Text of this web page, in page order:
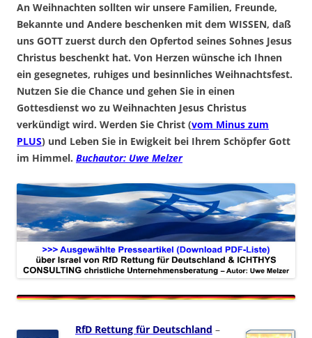
An Weihnachten sollten wir unsere Familien, Freunde,
Bekannte und Andere beschenken mit dem WISSEN, daß
uns GOTT zuerst durch den Opfertod seines Sohnes Jesus
Christus beschenkt hat. Von Herzen wünsche ich Ihnen
ein gesegnetes, ruhiges und besinnliches Weihnachtsfest.
Nutzen Sie die Chance und gehen Sie in einen
Gottesdienst wo zu Weihnachten Jesus Christus
verkündigt wird. Werden Sie Christ (vom Minus zum
PLUS) und Leben Sie in Ewigkeit bei Ihrem Schöpfer Gott
im Himmel. Buchautor: Uwe Melzer
RfD Rettung für Deutschland –